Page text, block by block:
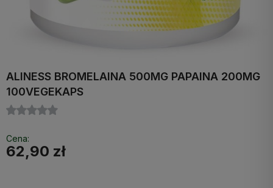
ALINESS BROMELAINA 500MG PAPAINA 200MG
100VEGEKAPS
Cena:
62,90 zł